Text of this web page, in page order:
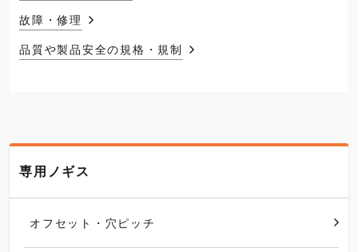
故障・修理
品質や製品安全の規格・規制
専用ノギス
オフセット・穴ピッチ